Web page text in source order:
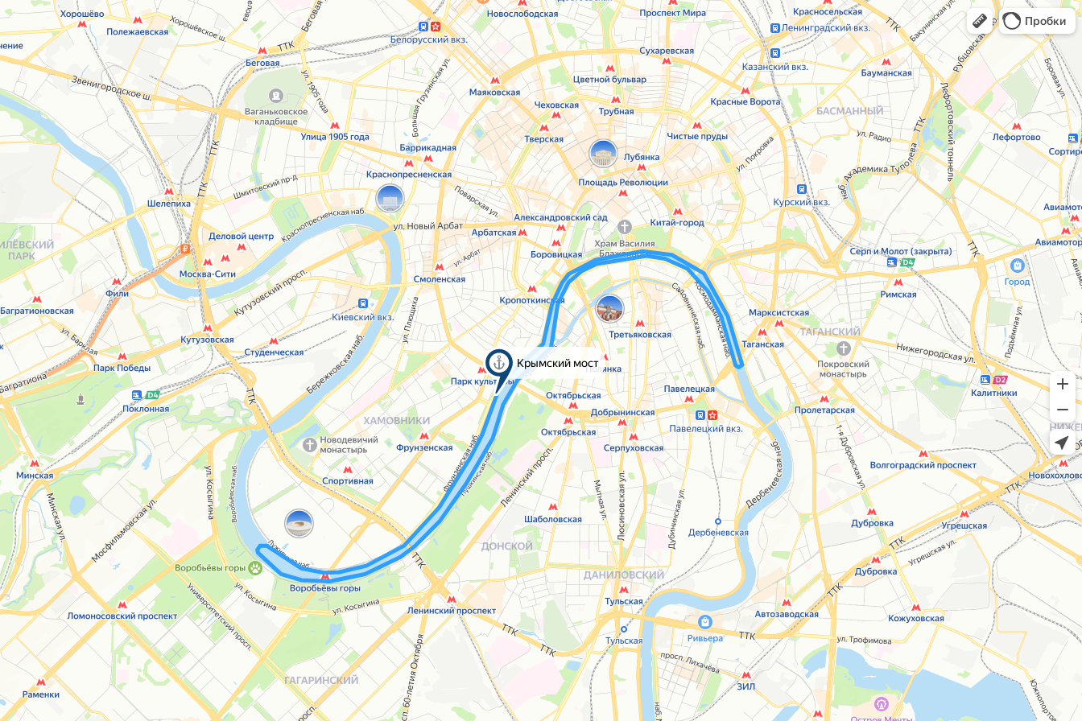
Крымский мост
Пробки
Открыть в Картах